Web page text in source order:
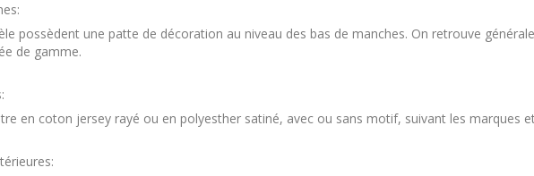
possèdent une patte de décoration au niveau des bas de manches. On retrouve
de gamme.
en coton jersey rayé ou en polyesther satiné, avec ou sans motif, suivant les marques